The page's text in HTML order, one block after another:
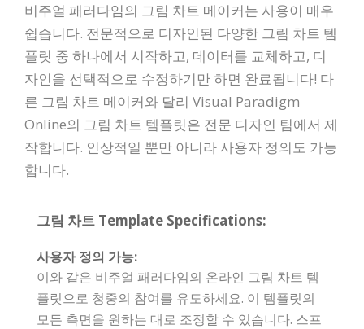
비주얼 패러다임의 그림 차트 메이커는 사용이 매우
쉽습니다. 전문적으로 디자인된 다양한 그림 차트 템
플릿 중 하나에서 시작하고, 데이터를 교체하고, 디
자인을 선택적으로 수정하기만 하면 완료됩니다! 다
른 그림 차트 메이커와 달리 Visual Paradigm
Online의 그림 차트 템플릿은 전문 디자인 팀에서 제
작합니다. 인상적일 뿐만 아니라 사용자 정의도 가능
합니다.
그림 차트 Template Specifications:
사용자 정의 가능:
이와 같은 비주얼 패러다임의 온라인 그림 차트 템
플릿으로 청중의 참여를 유도하세요. 이 템플릿의
모든 측면을 원하는 대로 조정할 수 있습니다. 스프